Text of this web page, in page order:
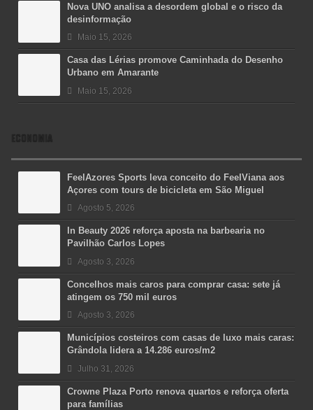
Nova UNO analisa a desordem global e o risco da
desinformação
Maio 15, 2026
Casa das Lérias promove Caminhada do Desenho
Urbano em Amarante
Maio 15, 2026
ECONOMIA
FeelAzores Sports leva conceito do FeelViana aos
Açores com tours de bicicleta em São Miguel
Agosto 5, 2026
In Beauty 2026 reforça aposta na barbearia no
Pavilhão Carlos Lopes
Agosto 3, 2026
Concelhos mais caros para comprar casa: sete já
atingem os 750 mil euros
Agosto 3, 2026
Municípios costeiros com casas de luxo mais caras:
Grândola lidera a 14.286 euros/m2
Julho 31, 2026
Crowne Plaza Porto renova quartos e reforça oferta
para famílias